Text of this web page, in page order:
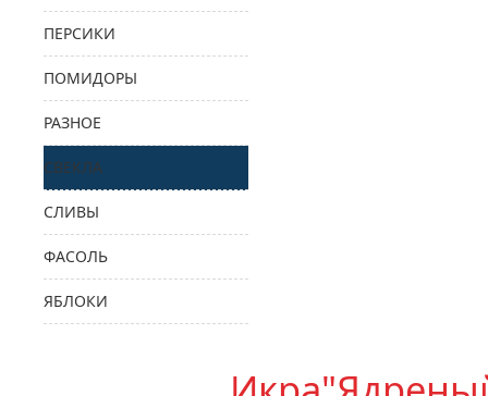
ПЕРСИКИ
ПОМИДОРЫ
РАЗНОЕ
СВЕКЛА
СЛИВЫ
ФАСОЛЬ
ЯБЛОКИ